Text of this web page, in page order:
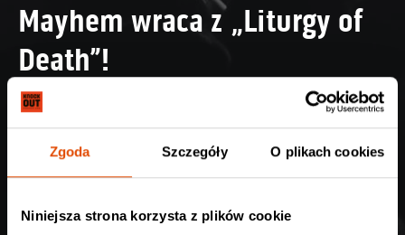
Zgoda Szczegóły O plikach cookies
Niniejsza strona korzysta z plików cookie
Mayhem wraca z „Liturgy of
Death”!
Dodano: 04.11.2025